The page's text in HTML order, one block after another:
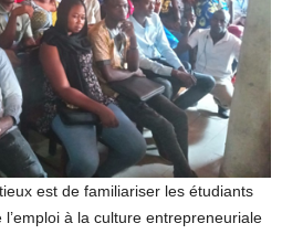
est de familiariser les étudiants
à la culture entrepreneuriale